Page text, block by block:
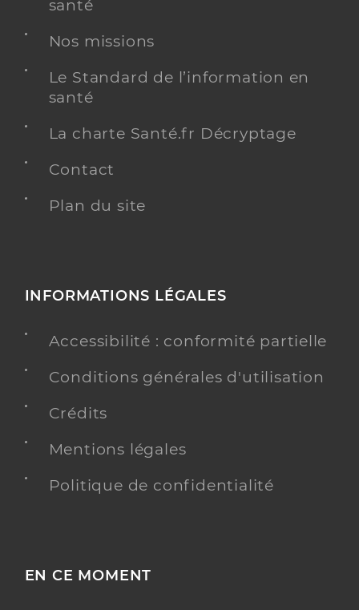
santé
Nos missions
Le Standard de l’information en
santé
La charte Santé.fr Décryptage
Contact
Plan du site
INFORMATIONS LÉGALES
Accessibilité : conformité partielle
Conditions générales d'utilisation
Crédits
Mentions légales
Politique de confidentialité
EN CE MOMENT